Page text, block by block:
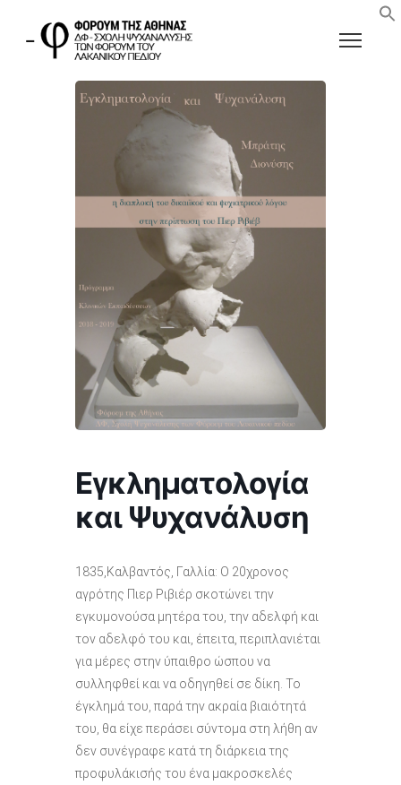
Εγκληματολογία
και Ψυχανάλυση
1835,Καλβαντός, Γαλλία: Ο 20χρονος
αγρότης Πιερ Ριβιέρ σκοτώνει την
εγκυμονούσα μητέρα του, την αδελφή και
τον αδελφό του και, έπειτα, περιπλανιέται
για μέρες στην ύπαιθρο ώσπου να
συλληφθεί και να οδηγηθεί σε δίκη. Το
έγκλημά του, παρά την ακραία βιαιότητά
του, θα είχε περάσει σύντομα στη λήθη αν
δεν συνέγραφε κατά τη διάρκεια της
προφυλάκισής του ένα μακροσκελές